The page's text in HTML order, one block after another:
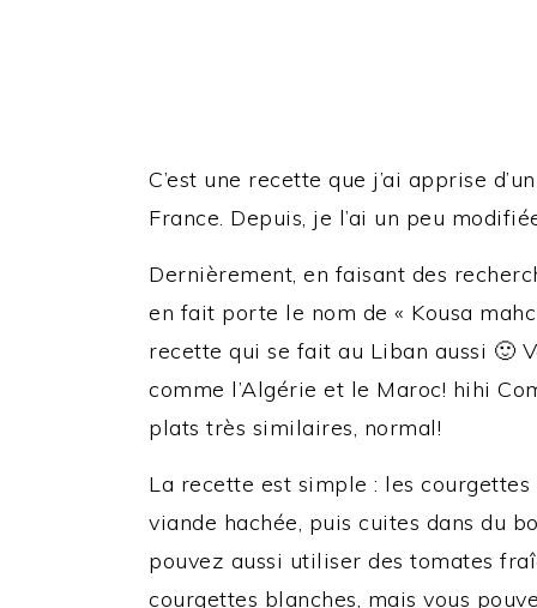
C’est une recette que j’ai apprise
France. Depuis, je l’ai un peu
Dernièrement, en faisant des
en fait porte le nom de « Kousa
recette qui se fait au Liban aussi 🙂
comme l’Algérie et le Maroc! hihi
plats très similaires, normal!
La recette est simple : les
viande hachée, puis cuites dans du
pouvez aussi utiliser des tomates
courgettes blanches, mais vous